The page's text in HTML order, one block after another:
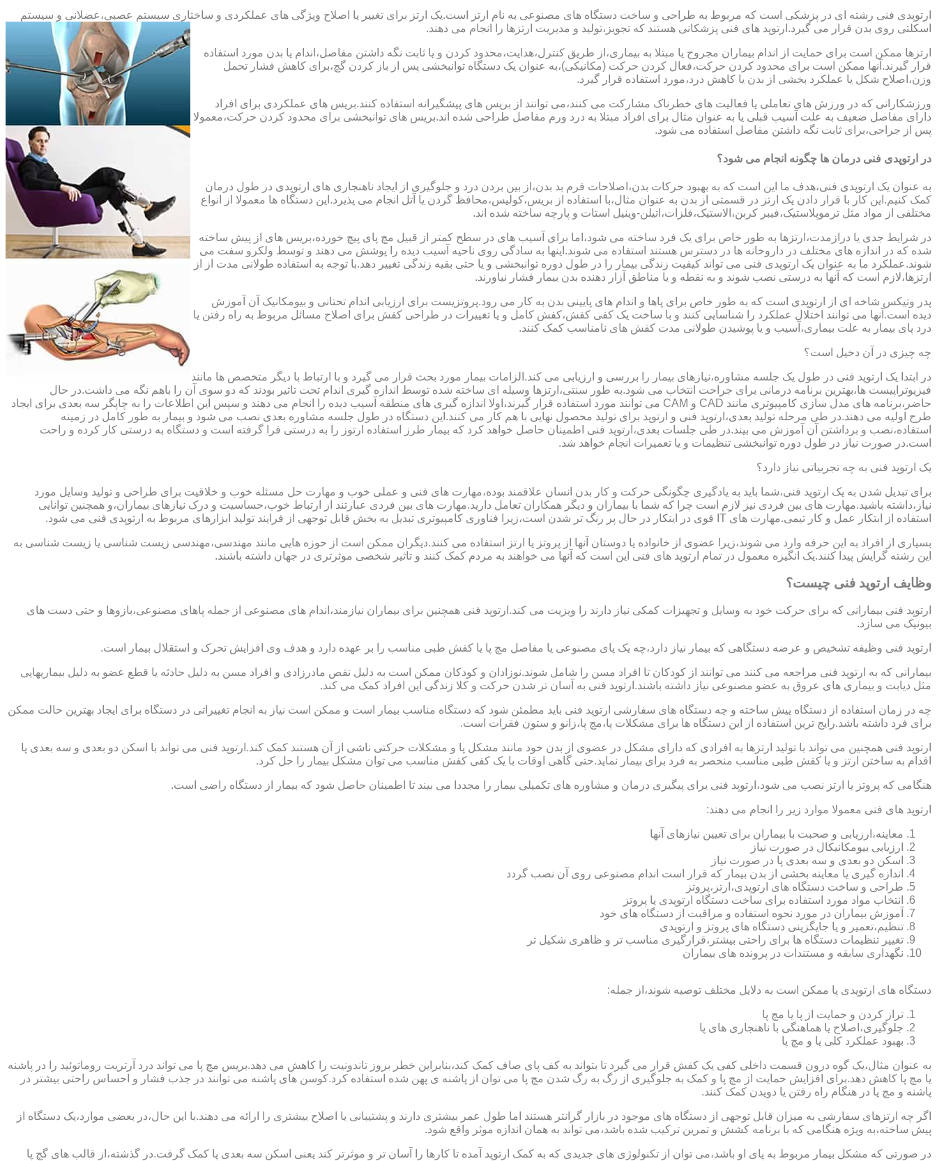
ارتوپدی فنی رشته ای در پزشکی است که مربوط به طراحی و ساخت دستگاه های مصنوعی به نام ارتز است.یک ارتز برای تغییر یا اصلاح ویژگی های عملکردی و ساختاری سیستم عصبی،عضلانی و سیستم
اسکلتی روی بدن قرار می گیرد.ارتوپد های فنی پزشکانی هستند که تجویز،تولید و مدیریت ارتزها را انجام می دهند.
ارتزها ممکن است برای حمایت از اندام بیماران مجروح یا مبتلا به بیماری،از طریق کنترل،هدایت،محدود کردن و یا ثابت نگه داشتن مفاصل،اندام یا بدن مورد استفاده
قرار گیرند.آنها ممکن است برای محدود کردن حرکت،فعال کردن حرکت (مکانیکی)،به عنوان یک دستگاه توانبخشی پس از باز کردن گچ،برای کاهش فشار تحمل
وزن،اصلاح شکل یا عملکرد بخشی از بدن یا کاهش درد،مورد استفاده قرار گیرد.
ورزشکارانی که در ورزش های تعاملی یا فعالیت های خطرناک مشارکت می کنند،می توانند از بریس های پیشگیرانه استفاده کنند.بریس های عملکردی برای افراد
دارای مفاصل ضعیف به علت آسیب قبلی یا به عنوان مثال برای افراد مبتلا به درد ورم مفاصل طراحی شده اند.بریس های توانبخشی برای محدود کردن حرکت،معمولا
پس از جراحی،برای ثابت نگه داشتن مفاصل استفاده می شود.
در ارتوپدی فنی درمان ها چگونه انجام می شود؟
به عنوان یک ارتوپدی فنی،هدف ما این است که به بهبود حرکات بدن،اصلاحات فرم بد بدن،از بین بردن درد و جلوگیری از ایجاد ناهنجاری های ارتوپدی در طول درمان
کمک کنیم.این کار با قرار دادن یک ارتز در قسمتی از بدن به عنوان مثال،با استفاده از بریس،کولیس،محافظ گردن یا آتل انجام می پذیرد.این دستگاه ها معمولا از انواع
مختلفی از مواد مثل ترموپلاستیک،فیبر کربن،الاستیک،فلزات،اتیلن-وینیل استات و پارچه ساخته شده اند.
در شرایط جدی یا درازمدت،ارتزها به طور خاص برای یک فرد ساخته می شود،اما برای آسیب های در سطح کمتر از قبیل مچ پای پیچ خورده،بریس های از پیش ساخته
شده که در اندازه های مختلف در داروخانه ها در دسترس هستند استفاده می شوند.اینها به سادگی روی ناحیه آسیب دیده را پوشش می دهند و توسط ولکرو سفت می
شوند.عملکرد ما به عنوان یک ارتوپدی فنی می تواند کیفیت زندگی بیمار را در طول دوره توانبخشی و یا حتی بقیه زندگی تغییر دهد.با توجه به استفاده طولانی مدت از از
ارتزها،لازم است که آنها به درستی نصب شوند و به نقطه و یا مناطق آزار دهنده بدن بیمار فشار نیاورند.
پدر وتیکس شاخه ای از ارتوپدی است که به طور خاص برای پاها و اندام های پایینی بدن به کار می رود.پروتزیست برای ارزیابی اندام تحتانی و بیومکانیک آن آموزش
دیده است.آنها می توانند اختلال عملکرد را شناسایی کنند و با ساخت یک کفی کفش،کفش کامل و یا تغییرات در طراحی کفش برای اصلاح مسائل مربوط به راه رفتن یا
درد پای بیمار به علت بیماری،آسیب و یا پوشیدن طولانی مدت کفش های نامناسب کمک کنند.
چه چیزی در آن دخیل است؟
در ابتدا یک ارتوپد فنی در طول یک جلسه مشاوره،نیازهای بیمار را بررسی و ارزیابی می کند.الزامات بیمار مورد بحث قرار می گیرد و با ارتباط با دیگر متخصص ها مانند
فیزیوتراپیست ها،بهترین برنامه درمانی برای جراحت انتخاب می شود.به طور سنتی،ارتزها وسیله ای ساخته شده توسط اندازه گیری اندام تحت تاثیر بودند که دو سوی آن را باهم نگه می داشت.در حال
حاضر،برنامه های مدل سازی کامپیوتری مانند CAD و CAM می توانند مورد استفاده قرار گیرند،اولا اندازه گیری های منطقه آسیب دیده را انجام می دهند و سپس این اطلاعات را به چاپگر سه بعدی برای ایجاد
طرح اولیه می دهند.در طی مرحله تولید بعدی،ارتوپد فنی و ارتوپد برای تولید محصول نهایی با هم کار می کنند.این دستگاه در طول جلسه مشاوره بعدی نصب می شود و بیمار به طور کامل در زمینه
استفاده،نصب و برداشتن آن آموزش می بیند.در طی جلسات بعدی،ارتوپد فنی اطمینان حاصل خواهد کرد که بیمار طرز استفاده ارتوز را به درستی فرا گرفته است و دستگاه به درستی کار کرده و راحت
است.در صورت نیاز در طول دوره توانبخشی تنظیمات و یا تعمیرات انجام خواهد شد.
یک ارتوپد فنی به چه تجربیاتی نیاز دارد؟
برای تبدیل شدن به یک ارتوپد فنی،شما باید به یادگیری چگونگی حرکت و کار بدن انسان علاقمند بوده،مهارت های فنی و عملی خوب و مهارت حل مسئله خوب و خلاقیت برای طراحی و تولید وسایل مورد
نیاز،داشته باشید.مهارت های بین فردی نیز لازم است چرا که شما با بیماران و دیگر همکاران تعامل دارید.مهارت های بین فردی عبارتند از ارتباط خوب،حساسیت و درک نیازهای بیماران،و همچنین توانایی
استفاده از ابتکار عمل و کار تیمی.مهارت های IT قوی در اینکار در حال پر رنگ تر شدن است،زیرا فناوری کامپیوتری تبدیل به بخش قابل توجهی از فرایند تولید ابزارهای مربوط به ارتوپدی فنی می شود.
بسیاری از افراد به این حرفه وارد می شوند،زیرا عضوی از خانواده یا دوستان آنها از پروتز یا ارتز استفاده می کنند.دیگران ممکن است از حوزه هایی مانند مهندسی،مهندسی زیست شناسی یا زیست شناسی به
این رشته گرایش پیدا کنند.یک انگیزه معمول در تمام ارتوپد های فنی این است که آنها می خواهند به مردم کمک کنند و تاثیر شخصی موثرتری در جهان داشته باشند.
وظایف ارتوپد فنی چیست؟
ارتوپد فنی بیمارانی که برای حرکت خود به وسایل و تجهیزات کمکی نیاز دارند را ویزیت می کند.ارتوپد فنی همچنین برای بیماران نیازمند،اندام های مصنوعی از جمله پاهای مصنوعی،بازوها و حتی دست های
بیونیک می سازد.
ارتوپد فنی وظیفه تشخیص و عرضه دستگاهی که بیمار نیاز دارد،چه یک پای مصنوعی یا مفاصل مچ پا یا کفش طبی مناسب را بر عهده دارد و هدف وی افزایش تحرک و استقلال بیمار است.
بیمارانی که به ارتوپد فنی مراجعه می کنند می توانند از کودکان تا افراد مسن را شامل شوند.نوزادان و کودکان ممکن است به دلیل نقص مادرزادی و افراد مسن به دلیل حادثه یا قطع عضو به دلیل بیماریهایی
مثل دیابت و بیماری های عروق به عضو مصنوعی نیاز داشته باشند.ارتوپد فنی به آسان تر شدن حرکت و کلا زندگی این افراد کمک می کند.
چه در زمان استفاده از دستگاه پیش ساخته و چه دستگاه های سفارشی ارتوپد فنی باید مطمئن شود که دستگاه مناسب بیمار است و ممکن است نیاز به انجام تغییراتی در دستگاه برای ایجاد بهترین حالت ممکن
برای فرد داشته باشد.رایج ترین استفاده از این دستگاه ها برای مشکلات پا،مچ پا،زانو و ستون فقرات است.
ارتوپد فنی همچنین می تواند با تولید ارتزها به افرادی که دارای مشکل در عضوی از بدن خود مانند مشکل پا و مشکلات حرکتی ناشی از آن هستند کمک کند.ارتوپد فنی می تواند با اسکن دو بعدی و سه بعدی پا
اقدام به ساختن ارتز و یا کفش طبی مناسب منحصر به فرد برای بیمار نماید.حتی گاهی اوقات با یک کفی کفش مناسب می توان مشکل بیمار را حل کرد.
هنگامی که پروتز یا ارتز نصب می شود،ارتوپد فنی برای پیگیری درمان و مشاوره های تکمیلی بیمار را مجددا می بیند تا اطمینان حاصل شود که بیمار از دستگاه راضی است.
ارتوپد های فنی معمولا موارد زیر را انجام می دهند:
معاینه،ارزیابی و صحبت با بیماران برای تعیین نیازهای آنها
ارزیابی بیومکانیکال در صورت نیاز
اسکن دو بعدی و سه بعدی پا در صورت نیاز
اندازه گیری یا معاینه بخشی از بدن بیمار که قرار است اندام مصنوعی روی آن نصب گردد
طراحی و ساخت دستگاه های ارتوپدی،ارتز،پروتز
انتخاب مواد مورد استفاده برای ساخت دستگاه ارتوپدی یا پروتز
آموزش بیماران در مورد نحوه استفاده و مراقبت از دستگاه های خود
تنظیم،تعمیر و یا جایگزینی دستگاه های پروتز و ارتوپدی
تغییر تنظیمات دستگاه ها برای راحتی بیشتر،قرارگیری مناسب تر و ظاهری شکیل تر
نگهداری سابقه و مستندات در پرونده های بیماران
دستگاه های ارتوپدی پا ممکن است به دلایل مختلف توصیه شوند،از جمله:
تراز کردن و حمایت از پا یا مچ پا
جلوگیری،اصلاح یا هماهنگی با ناهنجاری های پا
بهبود عملکرد کلی پا و مچ پا
به عنوان مثال،یک گوه درون قسمت داخلی کفی یک کفش قرار می گیرد تا بتواند به کف پای صاف کمک کند،بنابراین خطر بروز تاندونیت را کاهش می دهد.بریس مچ پا می تواند درد آرتریت روماتوئید را در پاشنه
یا مچ پا کاهش دهد.برای افزایش حمایت از مچ پا و کمک به جلوگیری از رگ به رگ شدن مچ پا می توان از پاشنه ی پهن شده استفاده کرد.کوسن های پاشنه می توانند در جذب فشار و احساس راحتی بیشتر در
پاشنه و مچ پا در هنگام راه رفتن یا دویدن کمک کنند.
اگر چه ارتزهای سفارشی به میزان قابل توجهی از دستگاه های موجود در بازار گرانتر هستند اما طول عمر بیشتری دارند و پشتیبانی یا اصلاح بیشتری را ارائه می دهند.با این حال،در بعضی موارد،یک دستگاه از
پیش ساخته،به ویژه هنگامی که با برنامه کشش و تمرین ترکیب شده باشد،می تواند به همان اندازه موثر واقع شود.
در صورتی که مشکل بیمار مربوط به پای او باشد،می توان از تکنولوژی های جدیدی که به کمک ارتوپد آمده تا کارها را آسان تر و موثرتر کند یعنی اسکن سه بعدی پا کمک گرفت.در گذشته،از قالب های گچ پا